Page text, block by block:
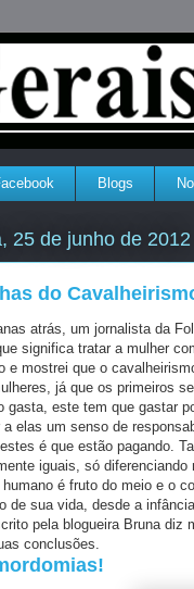
Blogs
25 de junho de 2012
do
atrás, um jornalista da
significa tratar a mulher
e mostrei que o
já que os primeiros
gasta, este tem que gastar
a elas um senso de
é que estão pagando.
iguais, só
é fruto do meio e o
de sua vida, desde a
pela blogueira Bruna diz
conclusões.